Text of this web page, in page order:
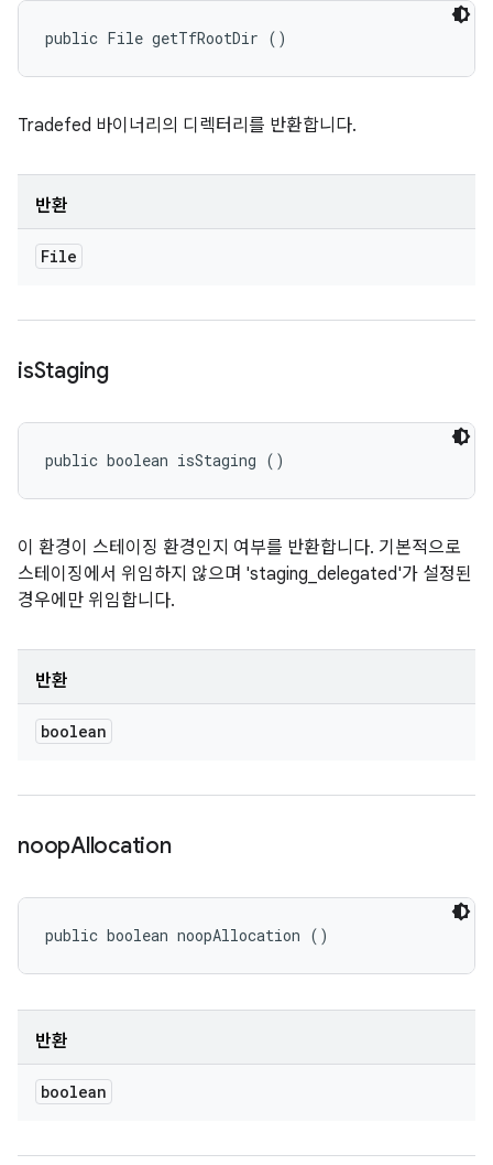
public File getTfRootDir ()
Tradefed 바이너리의 디렉터리를 반환합니다.
반환
File
isStaging
public boolean isStaging ()
이 환경이 스테이징 환경인지 여부를 반환합니다. 기본적으로
스테이징에서 위임하지 않으며 'staging_delegated'가 설정된
경우에만 위임합니다.
반환
boolean
noopAllocation
public boolean noopAllocation ()
반환
boolean